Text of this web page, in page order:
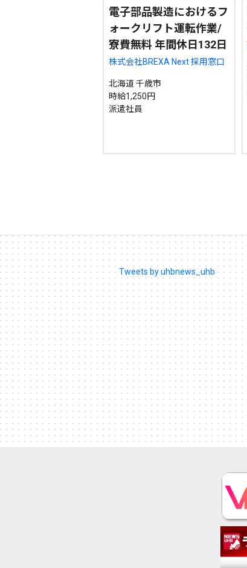
電子部品製造におけるフ
ォークリフト運転作業/
寮費無料 年間休日132日
株式会社BREXA Next 採用窓口
北海道 千歳市
時給1,250円
派遣社員
Tweets by uhbnews_uhb